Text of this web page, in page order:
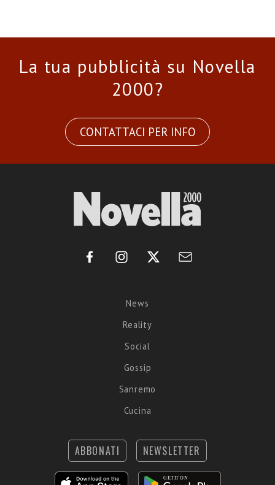
La tua pubblicità su Novella
2000?
CONTATTACI PER INFO
News
Reality
Social
Gossip
Sanremo
Cucina
ABBONATI NEWSLETTER